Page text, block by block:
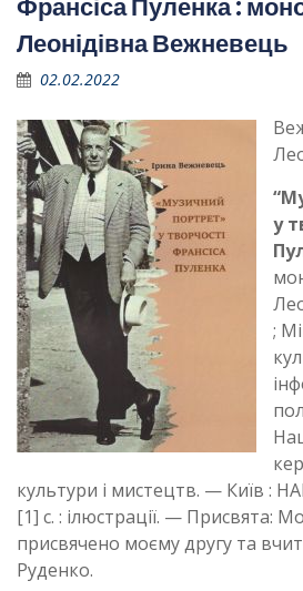
Франсіса Пуленка :
Леонідівна Вежневець
02.02.2022
у
;
культури і мистецтв. — Київ :
[1] с. : ілюстрації. — Присвята:
присвячено моєму другу та
Руденко.